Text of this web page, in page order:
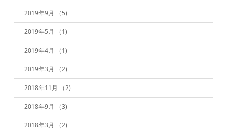
2019年9月 （5)
2019年5月 （1)
2019年4月 （1)
2019年3月 （2)
2018年11月 （2)
2018年9月 （3)
2018年3月 （2)